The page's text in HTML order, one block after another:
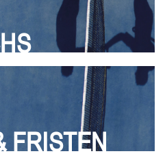
FRISTEN